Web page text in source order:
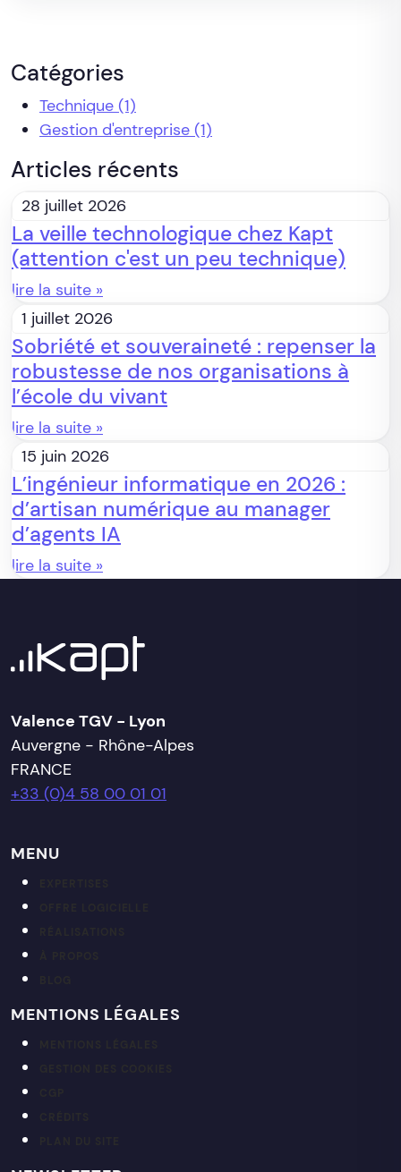
Catégories
Technique (1)
Gestion d'entreprise (1)
Articles récents
28 juillet 2026
La veille technologique chez Kapt
(attention c'est un peu technique)
lire la suite »
1 juillet 2026
Sobriété et souveraineté : repenser la
robustesse de nos organisations à
l’école du vivant
lire la suite »
15 juin 2026
L’ingénieur informatique en 2026 :
d’artisan numérique au manager
d’agents IA
lire la suite »
Valence TGV - Lyon
Auvergne - Rhône-Alpes
FRANCE
+33 (0)4 58 00 01 01
MENU
MENTIONS LÉGALES